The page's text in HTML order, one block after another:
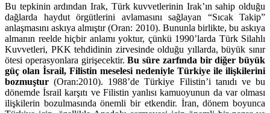
Bu tepkinin ardından Irak, Türk kuvvetlerinin Irak’ın sahip olduğu
dağlarda haydut örgütlerini avlamasını sağlayan “Sıcak Takip”
anlaşmasını askıya almıştır (Oran: 2010). Bununla birlikte, bu askıya
almanın reelde hiçbir anlamı yoktur, çünkü 1990’larda Türk Silahlı
Kuvvetleri, PKK tehdidinin zirvesinde olduğu yıllarda, büyük sınır
ötesi operasyonlara girişecektir.Bu süre zarfında bir diğer büyük
güç olan İsrail, Filistin meselesi nedeniyle Türkiye ile ilişkilerini
bozmuştur (Oran:2010). 1988’de Türkiye Filistin’i tanıdı ve bu
dönemde İsrail karşıtı ve Filistin yanlısı kamuoyunun da var olması
ilişkilerin bozulmasında önemli bir etkendir. İran, dönem boyunca